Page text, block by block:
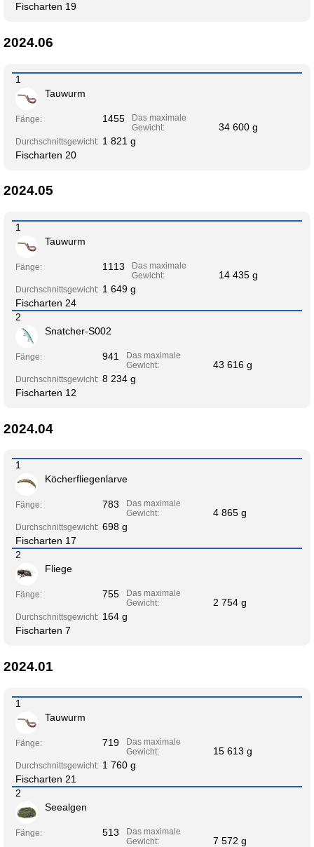
Fischarten 19
2024.06
1
Tauwurm
Fänge: 1455
Das maximale
Gewicht:
34 600 g
Durchschnittsgewicht: 1 821 g
Fischarten 20
2024.05
1
Tauwurm
Fänge: 1113
Das maximale
Gewicht:
14 435 g
Durchschnittsgewicht: 1 649 g
Fischarten 24
2
Snatcher-S002
Fänge: 941
Das maximale
Gewicht:
43 616 g
Durchschnittsgewicht: 8 234 g
Fischarten 12
2024.04
1
Köcherfliegenlarve
Fänge: 783
Das maximale
Gewicht:
4 865 g
Durchschnittsgewicht: 698 g
Fischarten 17
2
Fliege
Fänge: 755
Das maximale
Gewicht:
2 754 g
Durchschnittsgewicht: 164 g
Fischarten 7
2024.01
1
Tauwurm
Fänge: 719
Das maximale
Gewicht:
15 613 g
Durchschnittsgewicht: 1 760 g
Fischarten 21
2
Seealgen
Fänge: 513
Das maximale
Gewicht:
7 572 g